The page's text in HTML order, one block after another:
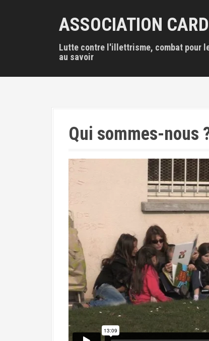
c
ASSOCIATION
Lutte contre l'illettrisme, combat pour
au savoir
Qui sommes-nous